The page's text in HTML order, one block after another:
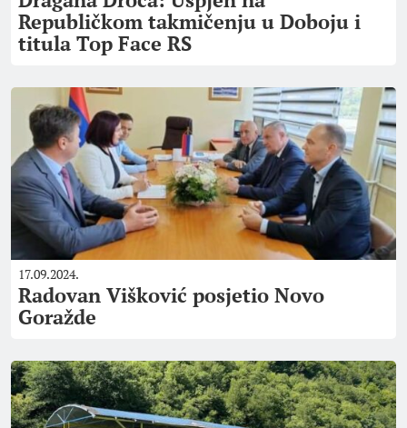
Republičkom takmičenju u Doboju i
titula Top Face RS
17.09.2024.
Radovan Višković posjetio Novo
Goražde